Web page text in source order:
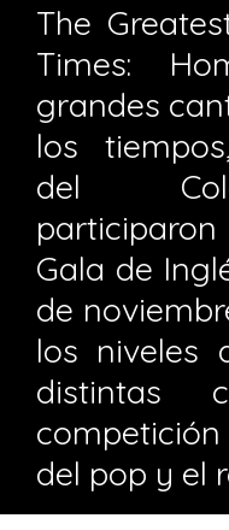
The
Times:
grandes
los
del
Gala de
de
los niveles
distintas
del pop y el